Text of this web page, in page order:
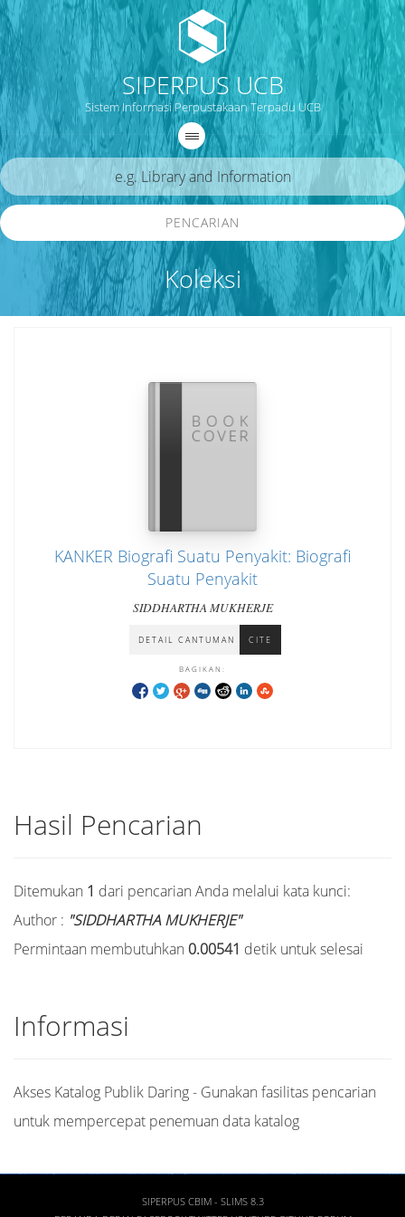
SIPERPUS UCB
Sistem Informasi Perpustakaan Terpadu UCB
Koleksi
PENCARIAN
KANKER Biografi Suatu Penyakit: Biografi
Suatu Penyakit
SIDDHARTHA MUKHERJE
DETAIL CANTUMAN CITE
BAGIKAN:
Hasil Pencarian
Ditemukan 1 dari pencarian Anda melalui kata kunci:
Author : "SIDDHARTHA MUKHERJE"
Permintaan membutuhkan 0.00541 detik untuk selesai
Informasi
Akses Katalog Publik Daring - Gunakan fasilitas pencarian
untuk mempercepat penemuan data katalog
SIPERPUS CBIM - SLIMS 8.3